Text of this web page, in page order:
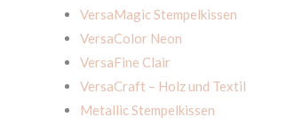
VersaMagic Stempelkissen
VersaColor Neon
VersaFine Clair
VersaCraft – Holz und Textil
Metallic Stempelkissen